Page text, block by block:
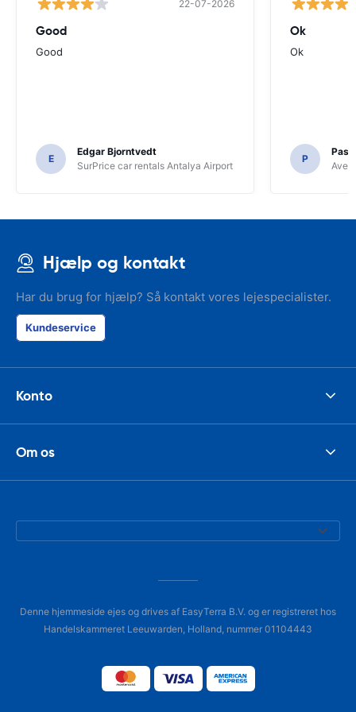
22-07-2026
Good
Good
E
Edgar Bjorntvedt
SurPrice car rentals Antalya Airport
Ok
Ok
P
Avec
Hjælp og kontakt
Har du brug for hjælp? Så kontakt vores lejespecialister.
Kundeservice
Konto
Om os
Denne hjemmeside ejes og drives af EasyTerra B.V. og er registreret hos
Handelskammeret Leeuwarden, Holland, nummer 01104443